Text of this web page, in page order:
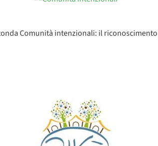
Comunità intenzionali: il